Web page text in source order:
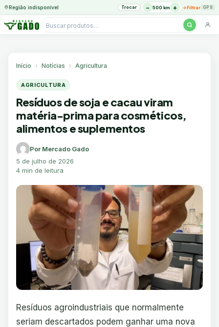
Região indisponível Trocar − 500 km + →Filtrar GPS
Pesquisar
Início Notícias Agricultura
AGRICULTURA
Resíduos de soja e cacau viram
matéria-prima para cosméticos,
alimentos e suplementos
Por Mercado Gado
5 de julho de 2026
4 min de leitura
Resíduos agroindustriais que normalmente
seriam descartados podem ganhar uma nova